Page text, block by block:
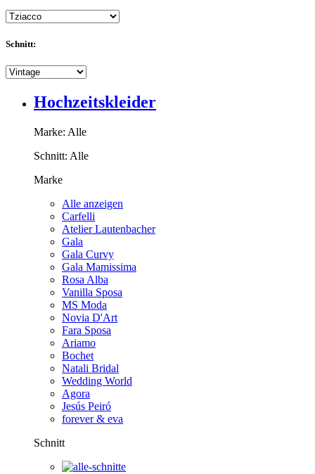
Schnitt:
Hochzeitskleider
Marke: Alle
Schnitt: Alle
Marke
Alle anzeigen
Carfelli
Atelier Lautenbacher
Gala
Gala Curvy
Gala Mamissima
Rosa Alba
Vanilla Sposa
MS Moda
Novia D'Art
Fara Sposa
Ariamo
Bochet
Natali Bridal
Wedding World
Agora
Jesús Peiró
forever & eva
Schnitt